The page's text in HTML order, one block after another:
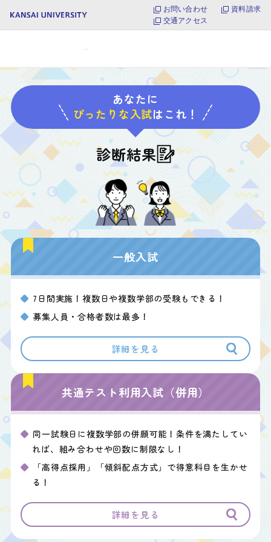
お問い合わせ
資料請求
交通アクセス
あなたに
ぴったりな入試はこれ！
診断結果
一般入試
7日間実施！複数日や複数学部の受験もできる！
募集人員・合格者数は最多！
詳細を見る
共通テスト利用入試（併用）
同一試験日に複数学部の併願可能！条件を満たしてい
れば、組み合わせや回数に制限なし！
「高得点採用」「傾斜配点方式」で得意科目を生かせ
る！
詳細を見る